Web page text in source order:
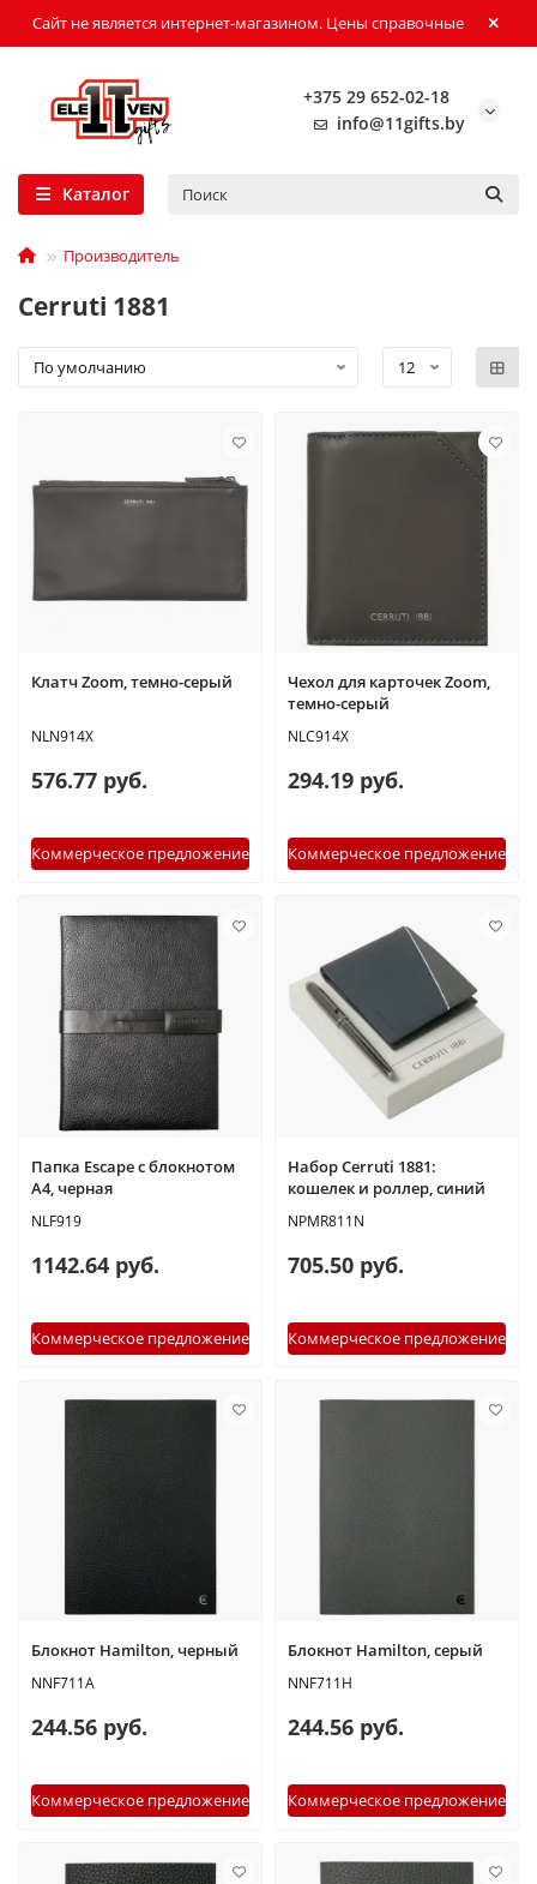
Сайт не является интернет-магазином. Цены справочные
+375 29 652-02-18
info@11gifts.by
Каталог
Производитель
Cerruti 1881
Клатч Zoom, темно-серый
NLN914X
576.77 руб.
Коммерческое предложение
Чехол для карточек Zoom,
темно-серый
NLC914X
294.19 руб.
Коммерческое предложение
Папка Escape с блокнотом
А4, черная
NLF919
1142.64 руб.
Коммерческое предложение
Набор Cerruti 1881:
кошелек и роллер, синий
NPMR811N
705.50 руб.
Коммерческое предложение
Блокнот Hamilton, черный
NNF711A
244.56 руб.
Коммерческое предложение
Блокнот Hamilton, серый
NNF711H
244.56 руб.
Коммерческое предложение